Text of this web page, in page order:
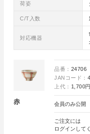
荷姿
C/T入数
対応機器
赤
品番： 24706
JANコード：
上代： 1,700円
会員のみ公開
ご注文には
ログイン して